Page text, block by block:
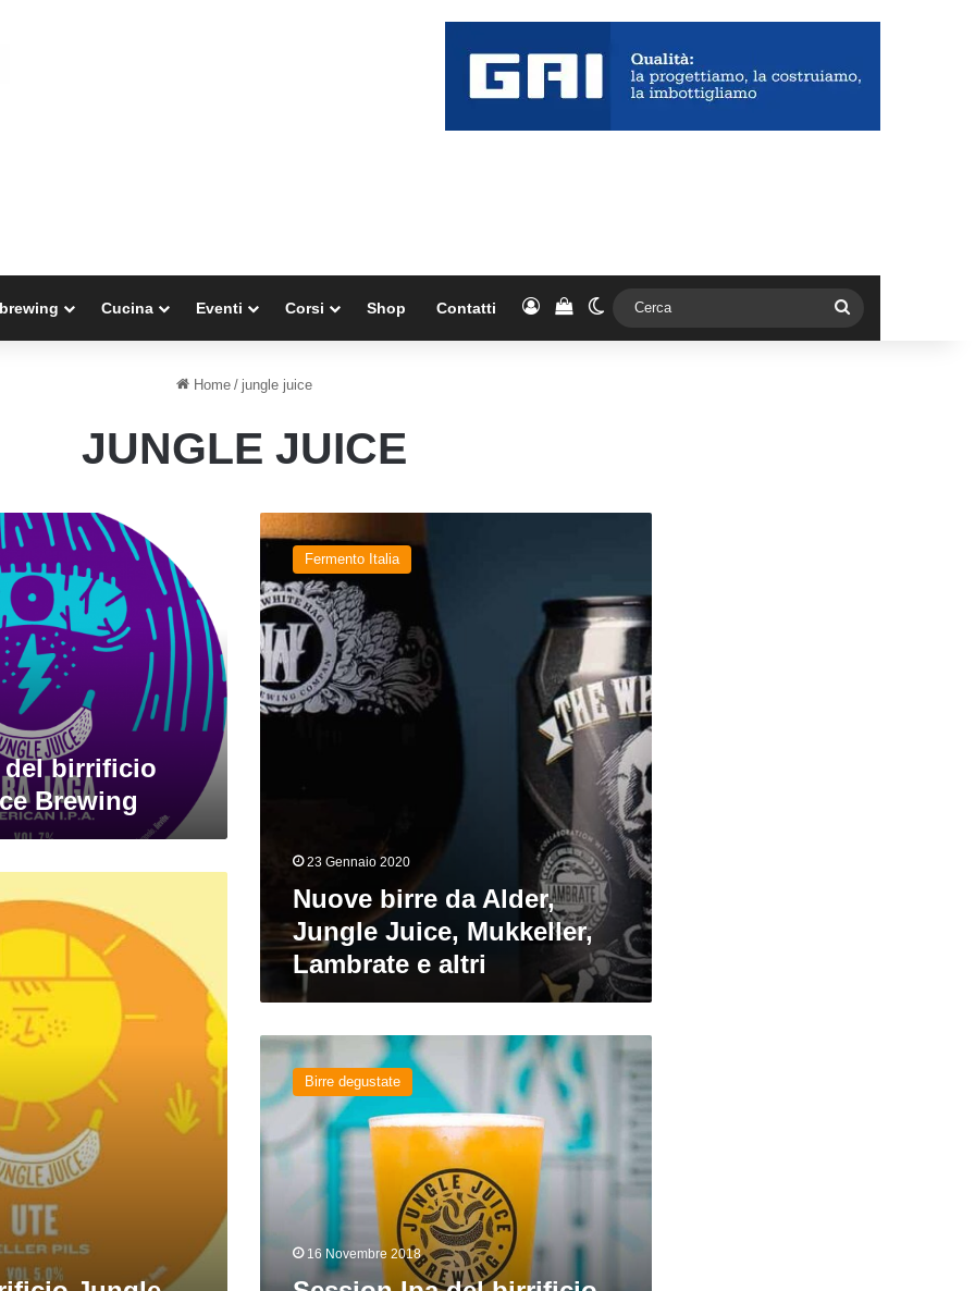
Cucina Eventi Corsi Shop Contatti AccediVedi il carrello
Cambia aspetto
Home / jungle juice
JUNGLE JUICE
del birrificio
Brewing
Nuove
birre
Alder,
Jungle
Juice,
Mukkeller,
Lambrate
e
Fermento Italia
23 Gennaio 2020
Nuove birre da Alder,
Jungle Juice, Mukkeller,
Lambrate e altri
Session
del
birrificio
Jungle
Juice
Birre degustate
16 Novembre 2018